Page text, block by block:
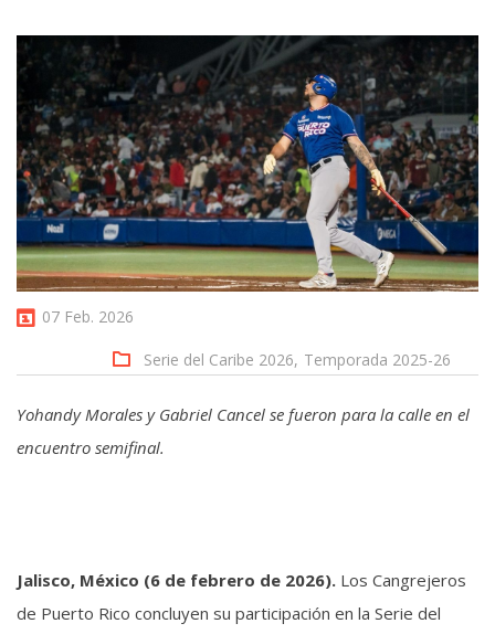
07 Feb. 2026
Serie del Caribe 2026, Temporada 2025-26
Yohandy Morales y Gabriel Cancel se fueron para la calle en el
encuentro semifinal.
Jalisco, México (6 de febrero de 2026). Los Cangrejeros
de Puerto Rico concluyen su participación en la Serie del